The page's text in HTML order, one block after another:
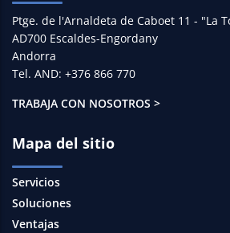
Ptge. de l'Arnaldeta de Caboet 11 - "La
AD700 Escaldes-Engordany
Andorra
Tel. AND: +376 866 770
TRABAJA CON NOSOTROS >
Mapa del sitio
Servicios
Soluciones
Ventajas